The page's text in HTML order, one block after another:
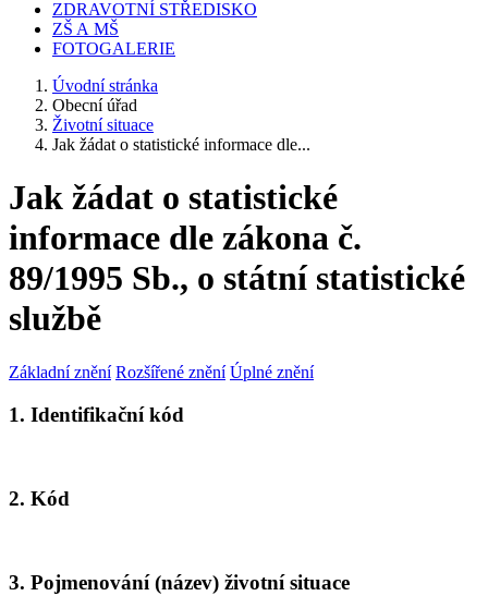
ZDRAVOTNÍ STŘEDISKO
ZŠ A MŠ
FOTOGALERIE
Úvodní stránka
Obecní úřad
Životní situace
Jak žádat o statistické informace dle...
Jak žádat o statistické
informace dle zákona č.
89/1995 Sb., o státní statistické
službě
Základní znění Rozšířené znění Úplné znění
1. Identifikační kód
2. Kód
3. Pojmenování (název) životní situace